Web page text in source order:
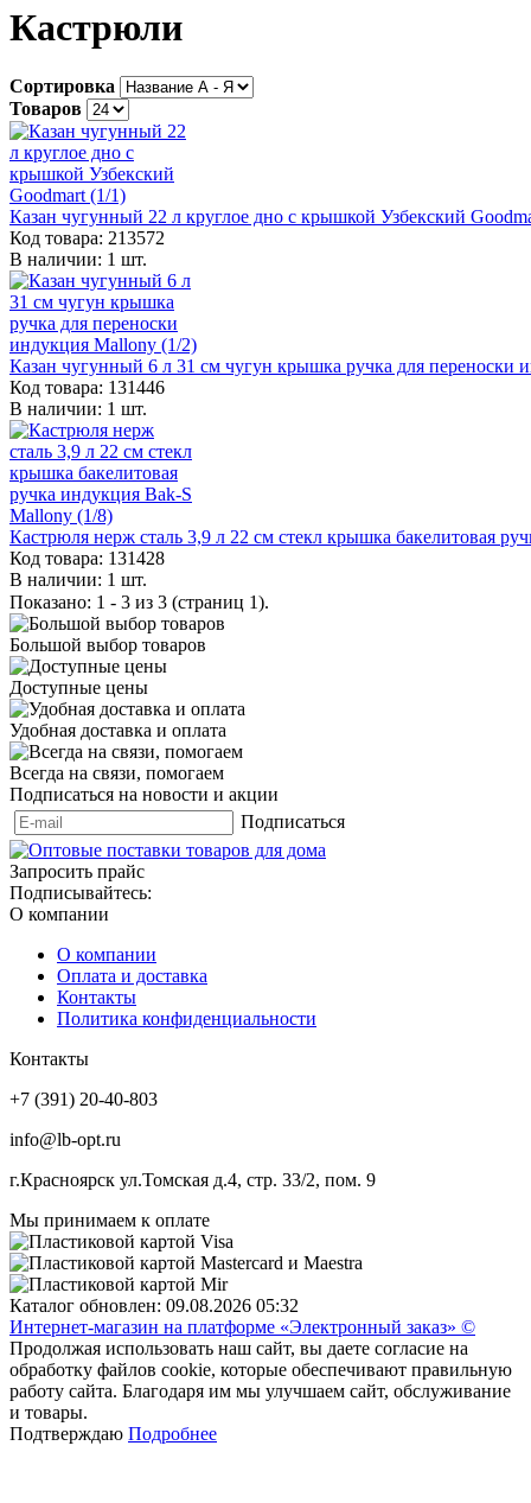
Кастрюли
Сортировка
Товаров
Казан чугунный 22 л круглое дно с крышкой Узбекский
Код товара: 213572
В наличии: 1 шт.
Казан чугунный 6 л 31 см чугун крышка ручка для переноски
Код товара: 131446
В наличии: 1 шт.
Кастрюля нерж сталь 3,9 л 22 см стекл крышка бакелитовая
Код товара: 131428
В наличии: 1 шт.
Показано: 1 - 3 из 3 (страниц 1).
Большой выбор товаров
Доступные цены
Удобная доставка и оплата
Всегда на связи, помогаем
Подписаться на новости и акции
Подписаться
Запросить прайс
Подписывайтесь:
О компании
О компании
Оплата и доставка
Контакты
Политика конфиденциальности
Контакты
+7 (391) 20-40-803
info@lb-opt.ru
г.Красноярск ул.Томская д.4, стр. 33/2, пом. 9
Мы принимаем к оплате
Каталог обновлен: 09.08.2026 05:32
Интернет-магазин на платформе «Электронный заказ» ©
Продолжая использовать наш сайт, вы даете согласие на
обработку файлов cookie, которые обеспечивают правильную
работу сайта. Благодаря им мы улучшаем сайт, обслуживание
и товары.
Подтверждаю Подробнее